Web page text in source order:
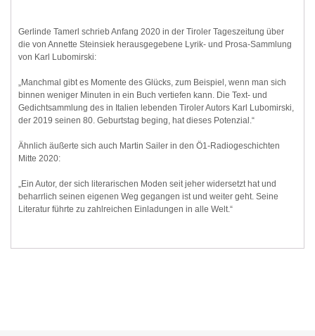
Gerlinde Tamerl schrieb Anfang 2020 in der Tiroler Tageszeitung über
die von Annette Steinsiek herausgegebene Lyrik- und Prosa-Sammlung
von Karl Lubomirski:
„Manchmal gibt es Momente des Glücks, zum Beispiel, wenn man sich
binnen weniger Minuten in ein Buch vertiefen kann. Die Text- und
Gedichtsammlung des in Italien lebenden Tiroler Autors Karl Lubomirski,
der 2019 seinen 80. Geburtstag beging, hat dieses Potenzial.“
Ähnlich äußerte sich auch Martin Sailer in den Ö1-Radiogeschichten
Mitte 2020:
„Ein Autor, der sich literarischen Moden seit jeher widersetzt hat und
beharrlich seinen eigenen Weg gegangen ist und weiter geht. Seine
Literatur führte zu zahlreichen Einladungen in alle Welt.“